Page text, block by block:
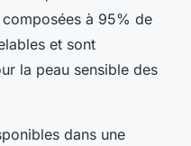
à 95% de
et sont
la peau sensible des
dans une